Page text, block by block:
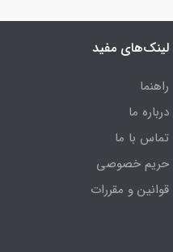
لینک‌های مفید
راهنما
درباره ما
تماس با ما
حریم خصوصی
قوانین و مقررات